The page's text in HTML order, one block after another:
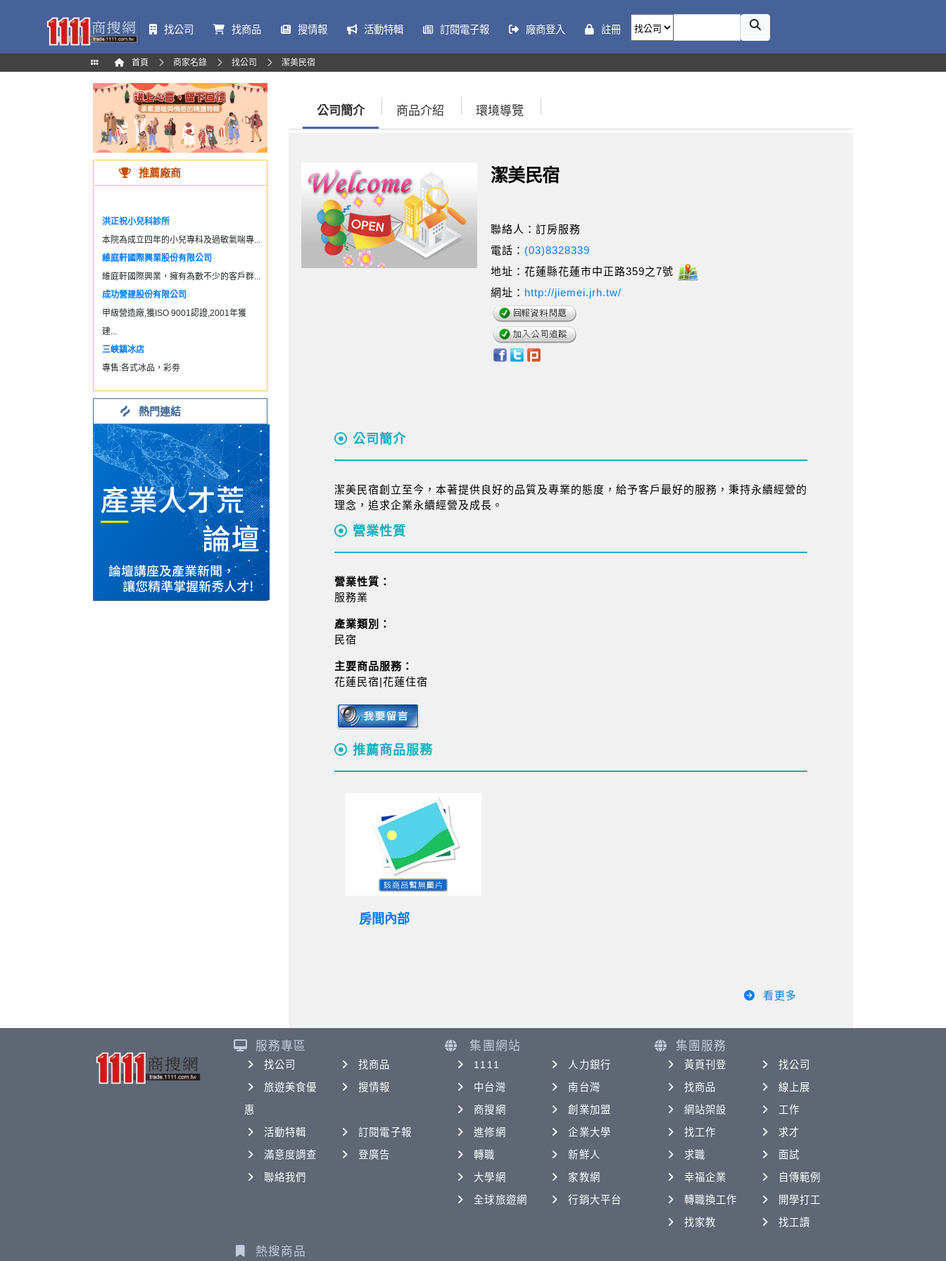
找公司 找商品 搜情報 活動特輯 訂閱電子報 廠商登入 註冊
首頁 商家名錄 找公司 潔美民宿
推薦廠商
洪正祝小兒科診所
本院為成立四年的小兒專科及過敏氣喘專...
維庭軒國際興業股份有限公司
維庭軒國際興業，擁有為數不少的客戶群...
成功營建股份有限公司
甲級營造廠,獲ISO 9001認證,2001年獲
建...
三峽鎮冰店
專售:各式冰品，彩劵
熱門連結
公司簡介 商品介紹 環境導覽
潔美民宿
聯絡人：訂房服務
電話： (03)8328339
地址：花蓮縣花蓮市中正路359之7號
網址： http://jiemei.jrh.tw/
公司簡介
潔美民宿創立至今，本著提供良好的品質及專業的態度，給予客戶最好的服務，秉持永續經營的
理念，追求企業永續經營及成長。
營業性質
營業性質：
服務業
產業類別：
民宿
主要商品服務：
花蓮民宿|花蓮住宿
推薦商品服務
房間內部
看更多
服務專區
找公司
找商品
旅遊美食優
惠
搜情報
活動特輯
訂閱電子報
滿意度調查
登廣告
聯絡我們
集團網站
1111
人力銀行
中台灣
南台灣
商搜網
創業加盟
進修網
企業大學
轉職
新鮮人
大學網
家教網
全球旅遊網
行銷大平台
集團服務
黃頁刊登
找公司
找商品
線上展
網站架設
工作
找工作
求才
求職
面試
幸福企業
自傳範例
轉職換工作
開學打工
找家教
找工讀
熱搜商品